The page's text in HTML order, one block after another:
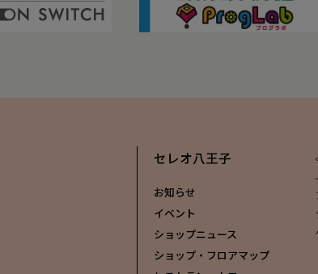
セレオ八王子
お知らせ
イベント
ショップニュース
ショップ・フロアマップ